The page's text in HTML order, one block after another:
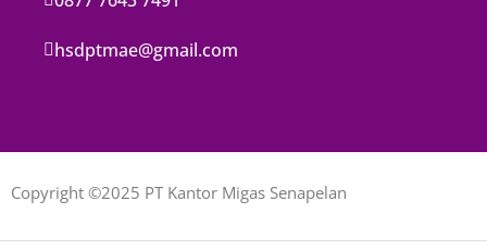
hsdptmae@gmail.com
Copyright ©2025 PT Kantor Migas Senapelan